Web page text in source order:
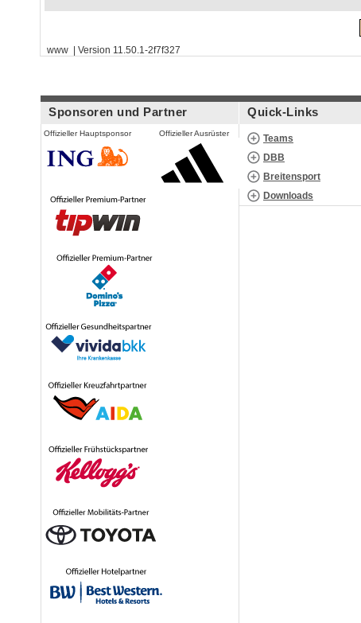
www | Version 11.50.1-2f7f327
Sponsoren und Partner
Offizieller Hauptsponsor Offizieller Ausrüster
Quick-Links
Teams
DBB
Breitensport
Downloads